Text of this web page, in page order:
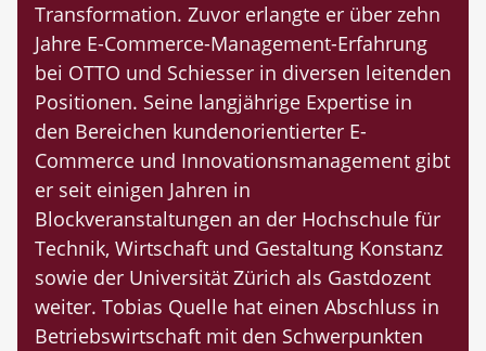
Transformation. Zuvor erlangte er über zehn
Jahre E-Commerce-Management-Erfahrung
bei OTTO und Schiesser in diversen leitenden
Positionen. Seine langjährige Expertise in
den Bereichen kundenorientierter E-
Commerce und Innovationsmanagement gibt
er seit einigen Jahren in
Blockveranstaltungen an der Hochschule für
Technik, Wirtschaft und Gestaltung Konstanz
sowie der Universität Zürich als Gastdozent
weiter. Tobias Quelle hat einen Abschluss in
Betriebswirtschaft mit den Schwerpunkten